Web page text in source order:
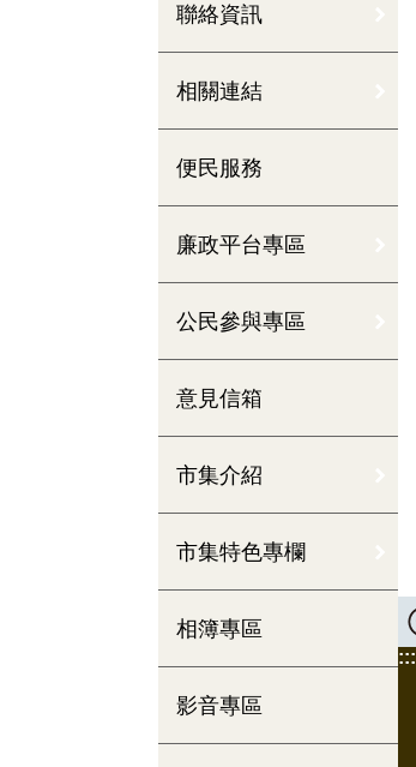
聯絡資訊
相關連結
便民服務
廉政平台專區
公民參與專區
意見信箱
市集介紹
市集特色專欄
相簿專區
影音專區
:::